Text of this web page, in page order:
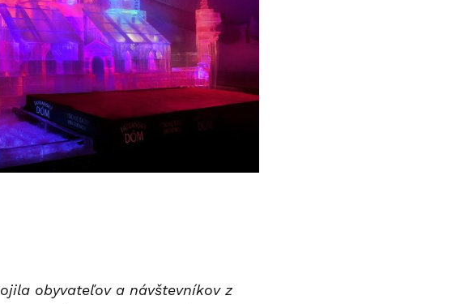
obyvateľov a návštevníkov z